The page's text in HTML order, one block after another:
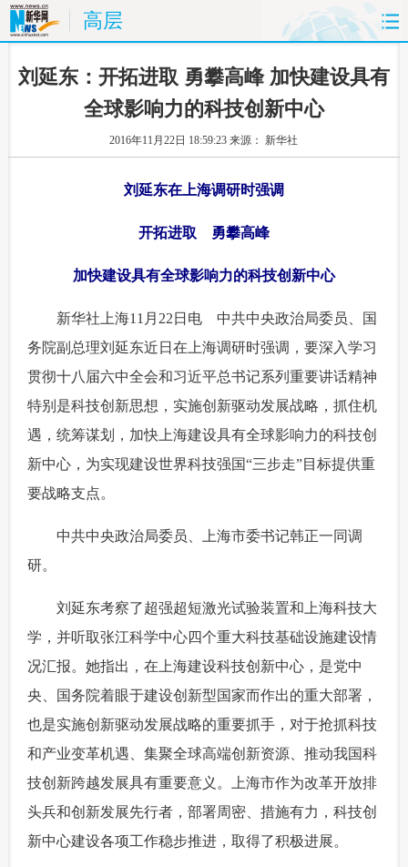
高层
首页 时政 国际 财经
体育 人事
时尚 思客 地方 法治
旅游 健康 信息化 数据
富媒体 摄影 新华广播
新华电视中文
刘延东：开拓进取 勇攀高峰 加快建设具有
全球影响力的科技创新中心
2016年11月22日 18:59:23来源： 新华社
刘延东在上海调研时强调
开拓进取 勇攀高峰
加快建设具有全球影响力的科技创新中心
新华社上海11月22日电 中共中央政治局委员、国
务院副总理刘延东近日在上海调研时强调，要深入学习
贯彻十八届六中全会和习近平总书记系列重要讲话精神
特别是科技创新思想，实施创新驱动发展战略，抓住机
遇，统筹谋划，加快上海建设具有全球影响力的科技创
新中心，为实现建设世界科技强国“三步走”目标提供重
要战略支点。
中共中央政治局委员、上海市委书记韩正一同调
研。
刘延东考察了超强超短激光试验装置和上海科技大
学，并听取张江科学中心四个重大科技基础设施建设情
况汇报。她指出，在上海建设科技创新中心，是党中
央、国务院着眼于建设创新型国家而作出的重大部署，
也是实施创新驱动发展战略的重要抓手，对于抢抓科技
和产业变革机遇、集聚全球高端创新资源、推动我国科
技创新跨越发展具有重要意义。上海市作为改革开放排
头兵和创新发展先行者，部署周密、措施有力，科技创
新中心建设各项工作稳步推进，取得了积极进展。